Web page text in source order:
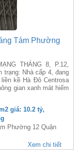
Tám Phường
THÁNG 8, P.12,
trạng: Nhà cấp 4, đang
kề Hà Đô Centrosa
gian xanh mát hiếm
giá: 10.2 tỷ,
Phường 12 Quận
Xem chi tiết